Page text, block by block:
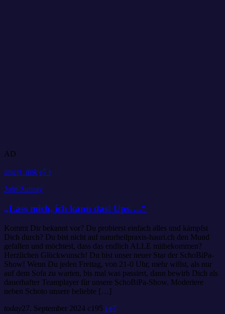
AD
insert_link
7
Jobs Sunray
„Lass mich, ich kann das! Ups….“
Kommt Dir bekannt vor? Du probierst einfach alles und kämpfst
Dich durch? Du bist nicht auf naturheilpraxis-hauri.ch den Mund
gefallen und möchtest, dass das endlich ALLE mitbekommen?
Herzlichen Glückwunsch! Du bist unser neuer Star der SchoBiPa-
Show! Wenn Du jeden Freitag, von 21-0 Uhr, mehr willst, als nur
auf dem Sofa zu warten, bis mal was passiert, dann bewirb Dich als
dauerhafter Teamplayer für unsere SchoBiPa-Show. Moderiere
neben Schoto unsere beliebte […]
today27. September 2024 195
7